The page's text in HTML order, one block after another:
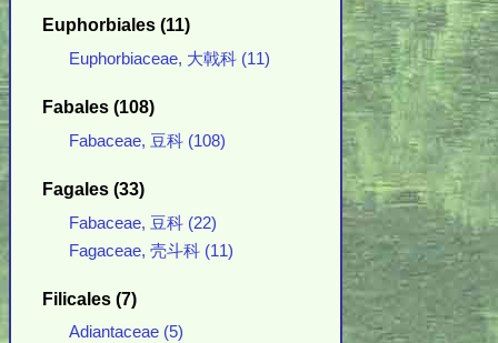
Euphorbiales (11)
Euphorbiaceae, 大戟科 (11)
Fabales (108)
Fabaceae, 豆科 (108)
Fagales (33)
Fabaceae, 豆科 (22)
Fagaceae, 壳斗科 (11)
Filicales (7)
Adiantaceae (5)